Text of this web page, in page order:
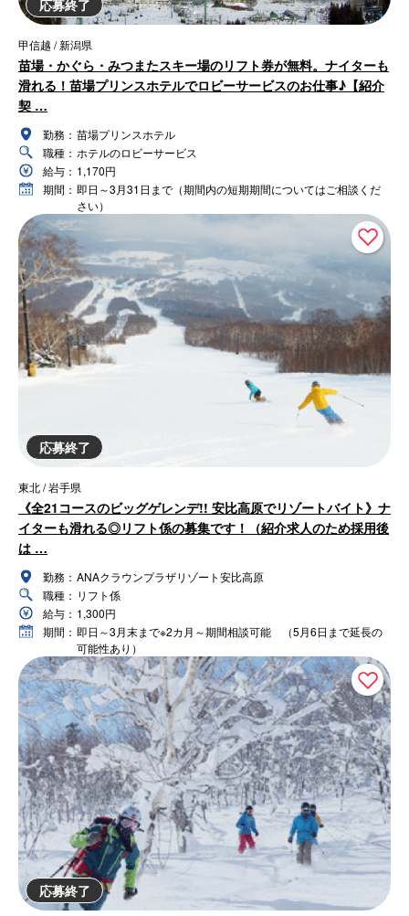
応募終了
甲信越 / 新潟県
苗場・かぐら・みつまたスキー場のリフト券が無料。ナイターも
滑れる！苗場プリンスホテルでロビーサービスのお仕事♪【紹介
契 …
勤務： 苗場プリンスホテル
職種： ホテルのロビーサービス
給与： 1,170円
期間： 即日～3月31日まで（期間内の短期期間についてはご相談くだ
さい）
応募終了
東北 / 岩手県
《全21コースのビッグゲレンデ!! 安比高原でリゾートバイト》ナ
イターも滑れる◎リフト係の募集です！（紹介求人のため採用後
は …
勤務： ANAクラウンプラザリゾート安比高原
職種： リフト係
給与： 1,300円
期間： 即日～3月末まで※2カ月～期間相談可能 （5月6日まで延長の
可能性あり）
応募終了